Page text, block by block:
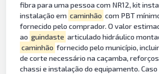
fibra para uma pessoa com NR12, kit
instalação em caminhão com PBT
fornecido pelo comprador. O valor
ao guindaste articulado hidráulico
caminhão fornecido pelo município,
de corte necessário na caçamba,
chassi e instalação do equipamento. Caso